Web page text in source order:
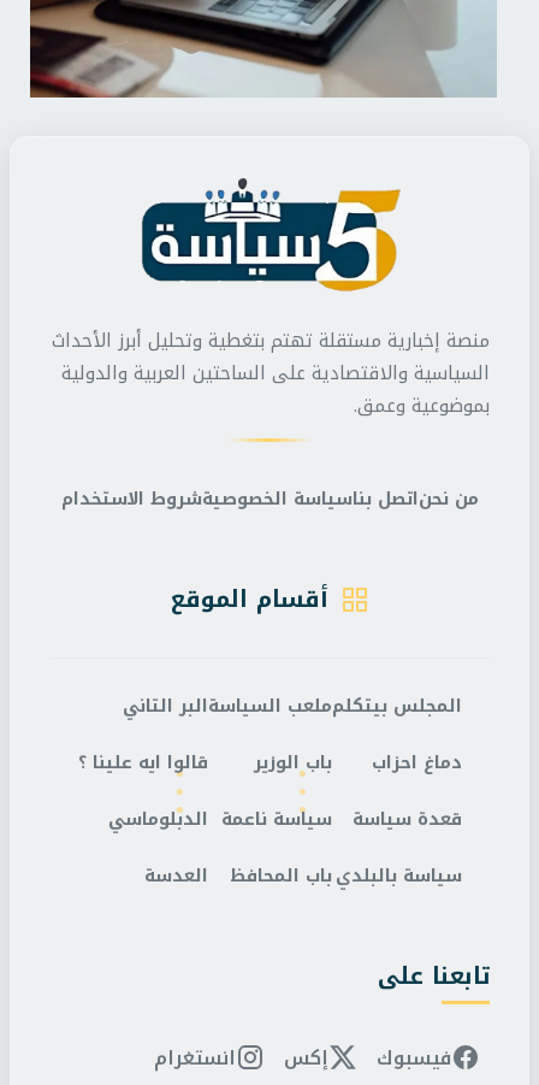
منصة إخبارية مستقلة تهتم بتغطية وتحليل أبرز الأحداث
السياسية والاقتصادية على الساحتين العربية والدولية
بموضوعية وعمق.
من نحناتصل بناسياسة الخصوصيةشروط الاستخدام
أقسام الموقع
المجلس بيتكلم
دماغ احزاب
قعدة سياسة
سياسة بالبلدي
ملعب السياسة
باب الوزير
سياسة ناعمة
باب المحافظ
البر التاني
قالوا ايه علينا ؟
الدبلوماسي
العدسة
تابعنا على
فيسبوك إكس انستغرام